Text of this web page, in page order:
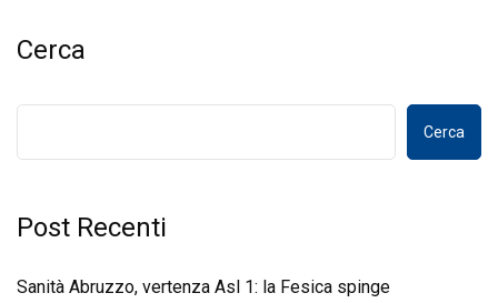
Cerca
Cerca
Post Recenti
Sanità Abruzzo, vertenza Asl 1: la Fesica spinge